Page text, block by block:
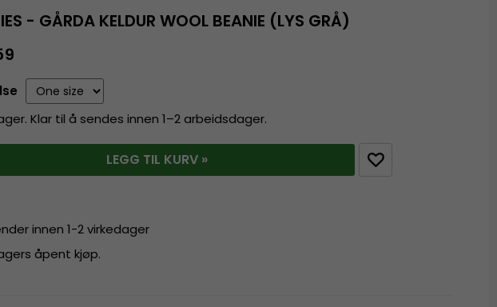
- GÅRDA KELDUR WOOL BEANIE (LYS GRÅ)
Klar til å sendes innen 1–2 arbeidsdager.
LEGG TIL KURV »
innen 1-2 virkedager
åpent kjøp.